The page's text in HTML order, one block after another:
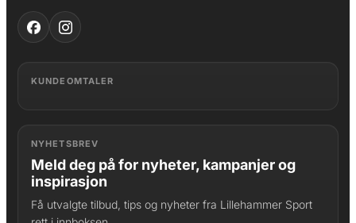
KUNDEOMTALER
NYHETSBREV
Meld deg på for nyheter, kampanjer og
inspirasjon
Få utvalgte tilbud, tips og nyheter fra Lillehammer Sport